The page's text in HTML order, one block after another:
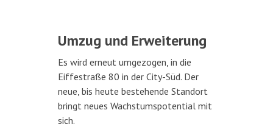
Umzug und Erweiterung
Es wird erneut umgezogen, in die
Eiffestraße 80 in der City-Süd. Der
neue, bis heute bestehende Standort
bringt neues Wachstumspotential mit
sich.